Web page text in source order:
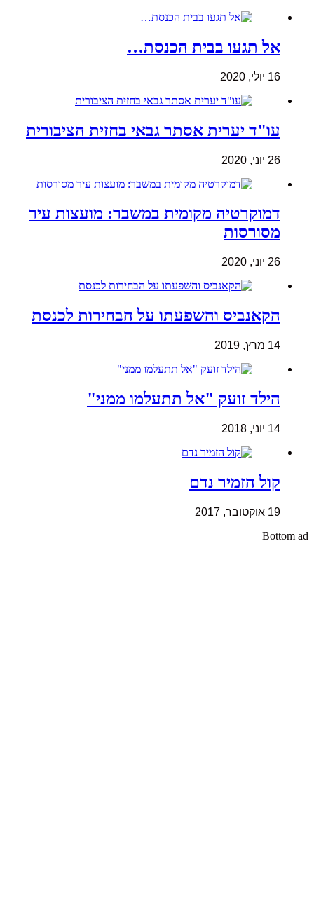
אל תגעו בבית הכנסת…
16 יולי, 2020
עו"ד יערית אסתר גבאי בחזית הציבורית
26 יוני, 2020
דמוקרטיה מקומית במשבר: מועצות עיר
מסורסות
26 יוני, 2020
הקאנביס והשפעתו על הבחירות לכנסת
14 מרץ, 2019
הילד זועק "אל תתעלמו ממני"
14 יוני, 2018
קול הזמיר נדם
19 אוקטובר, 2017
Bottom ad